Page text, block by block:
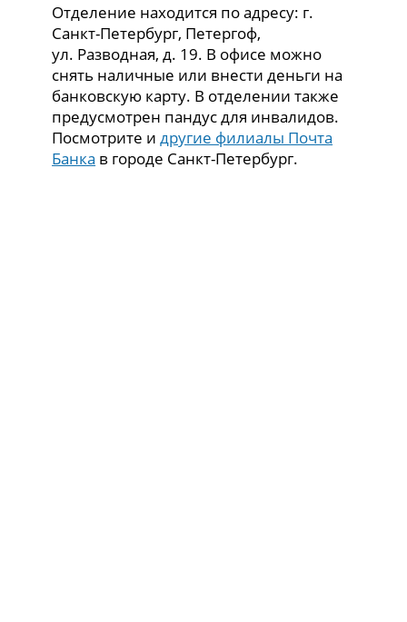
Отделение находится по адресу: г.
Санкт-Петербург, Петергоф,
ул. Разводная, д. 19. В офисе можно
снять наличные или внести деньги на
банковскую карту. В отделении также
предусмотрен пандус для инвалидов.
Посмотрите идругие филиалы Почта
Банка в городе Санкт-Петербург.